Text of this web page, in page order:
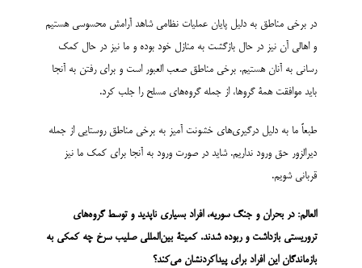
در برخی مناطق به دلیل پایان عملیات نظامی شاهد آرامش محسوسی هستیم
و اهالی آن نیز در حال بازگشت به منازل خود بوده و ما نیز در حال کمک
رسانی به آنان هستیم. برخی مناطق صعب العبور است و برای رفتن به آنجا
باید موافقت همۀ گروها، از جمله گروه‌های مسلح را جلب کرد.
طبعاً ما به دلیل درگیری‌های خشونت آمیز به برخی مناطق روستایی از جمله
دیرالزور حق ورود نداریم. شاید در صورت ورود به آنجا برای کمک ما نیز
قربانی شویم.
العالم: در بحران و جنگ سوریه، افراد بسیاری ناپدید و توسط گروه‌های
تروریستی بازداشت و ربوده شدند. کمیتۀ بین‌المللی صلیب سرخ چه کمکی به
بازماندگان این افراد برای پیداکردنشان می‌کند؟